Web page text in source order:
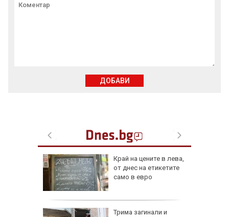
Край на цените в лева,
от днес на етикетите
само в евро
Трима загинали и
ДОБАВИ